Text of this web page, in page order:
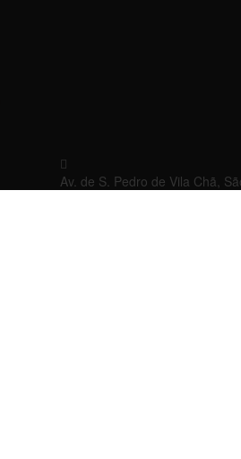
Av. de S. Pedro de Vila Chã,